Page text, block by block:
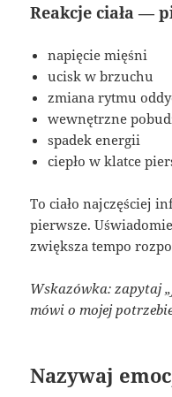
Reakcje ciała —
napięcie mięśni
ucisk w brzuchu
zmiana rytmu
wewnętrzne
spadek energii
ciepło w klatce
To ciało najczęściej
pierwsze.
zwiększa tempo
Wskazówka: zapytaj
mówi o mojej
Nazywaj